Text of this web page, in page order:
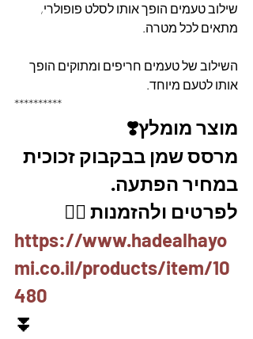
שילוב טעמים הופך אותו לסלט פופולרי,
מתאים לכל מטרה.
השילוב של טעמים חריפים ומתוקים הופך
אותו לטעם מיוחד.
**********
מוצר מומלץ❣️
מרסס שמן בבקבוק זכוכית
במחיר הפתעה.
לפרטים ולהזמנות 👇🏼
https://www.hadealhayo
mi.co.il/products/item/10
480
⏬